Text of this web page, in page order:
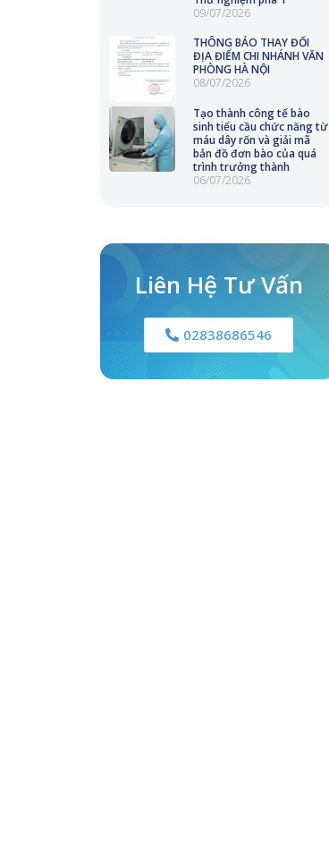
09/07/2026
THÔNG BÁO THAY ĐỔI
ĐỊA ĐIỂM CHI NHÁNH VĂN
PHÒNG HÀ NỘI
08/07/2026
Tạo thành công tế bào
sinh tiểu cầu chức năng từ
máu dây rốn và giải mã
bản đồ đơn bào của quá
trình trưởng thành
06/07/2026
Liên Hệ Tư Vấn
02838686546